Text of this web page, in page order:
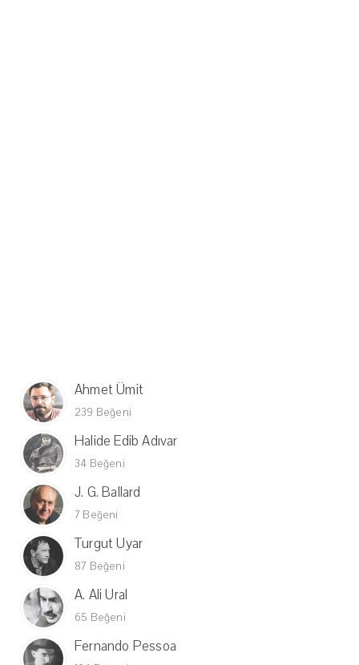
Ahmet Ümit
239 Beğeni
Halide Edib Adıvar
34 Beğeni
J. G. Ballard
7 Beğeni
Turgut Uyar
87 Beğeni
A. Ali Ural
65 Beğeni
Fernando Pessoa